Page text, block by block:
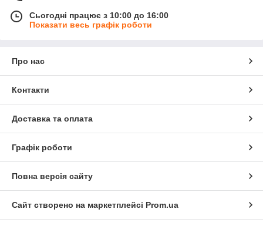
Сьогодні працює з 10:00 до 16:00
Показати весь графік роботи
Про нас
Контакти
Доставка та оплата
Графік роботи
Повна версія сайту
Сайт створено на маркетплейсі Prom.ua